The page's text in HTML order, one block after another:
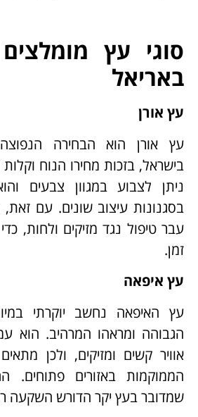
סוגי עץ
באריאל
עץ אורן
עץ אורן הוא הבחירה הנפוצה
בישראל, בזכות מחירו הנוח
ניתן לצבוע במגוון צבעים
בסגנונות עיצוב שונים. עם
עבר טיפול נגד מזיקים ולחות,
זמן.
עץ איפאה
עץ האיפאה נחשב יוקרתי
הגבוהה ומראהו המרהיב. הוא
אוויר קשים ומזיקים, ולכן
הממוקמות באזורים פתוחים.
שמדובר בעץ יקר הדורש השקעה